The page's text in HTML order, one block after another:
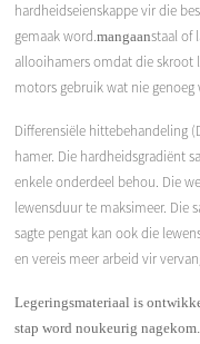
hardheidseienskappe vir die
gemaak word.mangaanstaal of
allooihamers omdat die skroot
motors gebruik wat nie
Differensiële hittebehandeling
hamer. Die hardheidsgradiënt
enkele onderdeel behou. Die
lewensduur te maksimeer. Die
sagte pengat kan ook die
en vereis meer arbeid vir
Legeringsmateriaal is
stap word noukeurig